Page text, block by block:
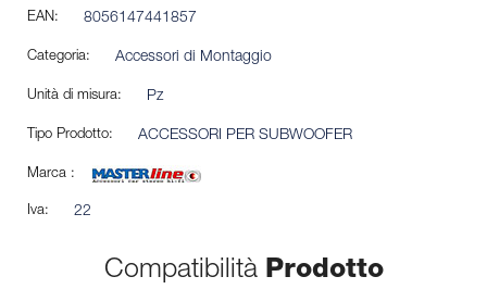
EAN: 8056147441857
Categoria: Accessori di Montaggio
Unità di misura: Pz
Tipo Prodotto: ACCESSORI PER SUBWOOFER
Marca :
Iva: 22
Compatibilità Prodotto